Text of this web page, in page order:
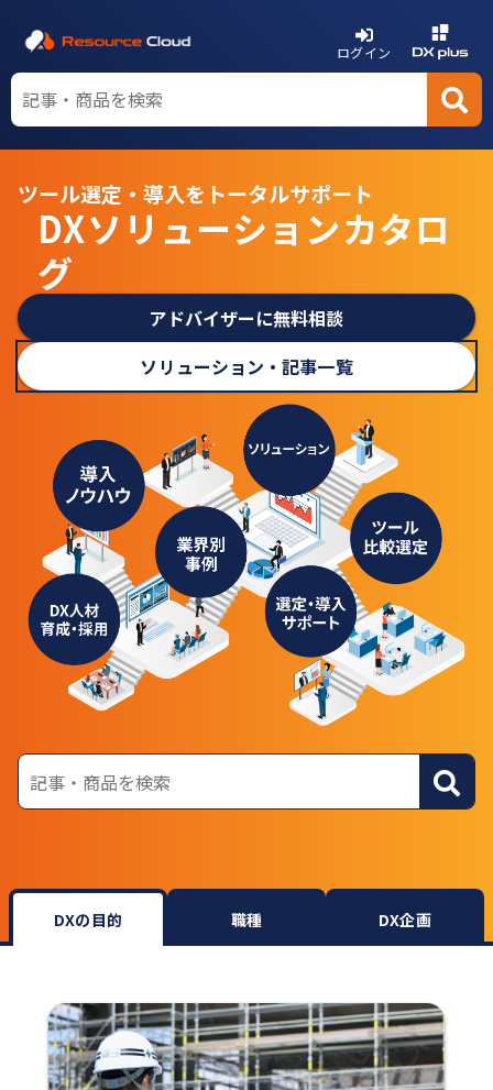
ログイン
ツール選定・導入をトータルサポート
DXソリューションカタロ
グ
アドバイザーに無料相談
ソリューション・記事一覧
DXの目的 職種 DX企画